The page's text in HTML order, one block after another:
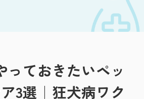
っておきたいペッ
3選｜狂犬病ワク